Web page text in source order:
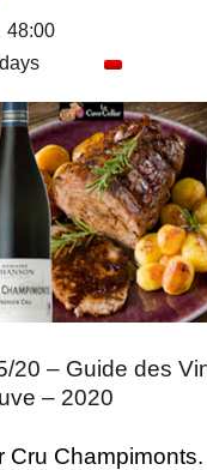
48:00
20 – Guide des
– 2020
Cru